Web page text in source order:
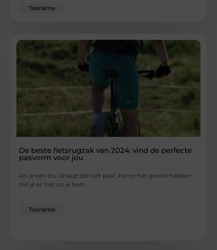
Toerisme
De beste fietsrugzak van 2024: vind de perfecte
pasvorm voor jou
Als je een trui draagt die niet past, kun je het gevoel hebben
dat je er niet op je best
...
Toerisme